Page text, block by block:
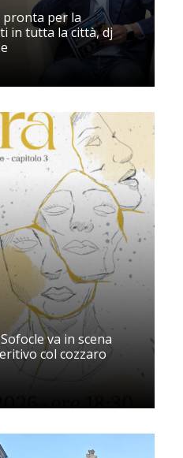
pronta per la
in tutta la città, dj
va in scena
col cozzaro